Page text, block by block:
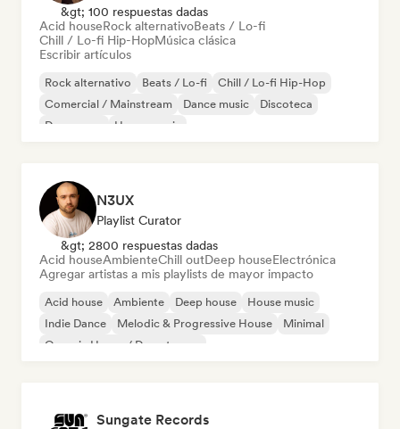
&gt; 100 respuestas dadas
Acid houseRock alternativoBeats / Lo-fi
Chill / Lo-fi Hip-HopMúsica clásica
Escribir artículos
Rock alternativo Beats / Lo-fi
Chill / Lo-fi Hip-Hop
Comercial / Mainstream
Dance music
Discoteca
Dream pop
House music
N3UX
Playlist Curator
&gt; 2800 respuestas dadas
Acid houseAmbienteChill outDeep houseElectrónica
Agregar artistas a mis playlists de mayor impacto
Acid house Ambiente Deep house
House music
Indie Dance
Melodic & Progressive House
Minimal
Organic House / Downtempo
Sungate Records